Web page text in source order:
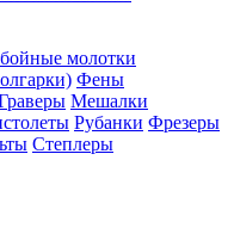
молотки
Фены
Мешалки
Рубанки Фрезеры
Степлеры